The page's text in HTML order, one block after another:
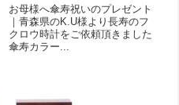
お母様へ傘寿祝いのプレゼント
｜青森県のK.U様より長寿のフ
クロウ時計をご依頼頂きました
傘寿カラー...